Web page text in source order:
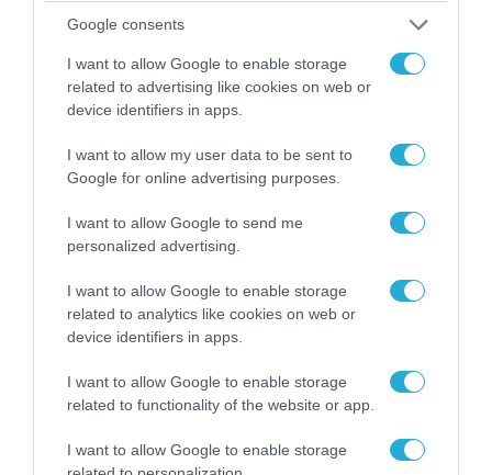
Google consents
I want to allow Google to enable storage
related to advertising like cookies on web or
device identifiers in apps.
I want to allow my user data to be sent to
Google for online advertising purposes.
I want to allow Google to send me
personalized advertising.
I want to allow Google to enable storage
related to analytics like cookies on web or
device identifiers in apps.
I want to allow Google to enable storage
related to functionality of the website or app.
I want to allow Google to enable storage
07.08.2026 | 08:02
Κλιμακώνουν οι Χούθι: Eξαπέλυσαν επιθέσεις
κατά στρατιωτικών δυνάμεων στην Υεμένη –
Πλήγματα & στη Σαουδική Αραβία!
Ουκρανία: Αποκαλύφθηκε ο αριθμός των